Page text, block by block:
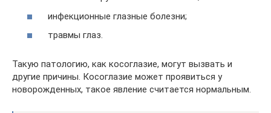
инфекционные глазные болезни;
травмы глаз.
Такую патологию, как косоглазие, могут вызвать и
другие причины. Косоглазие может проявиться у
новорожденных, такое явление считается нормальным.